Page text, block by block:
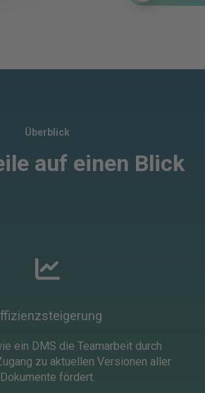
Überblick
auf einen Blick
ein DMS die Teamarbeit durch
zu aktuellen Versionen aller
Dokumente fördert.